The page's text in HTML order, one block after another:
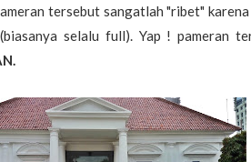
tersebut sangatlah "ribet"
selalu full). Yap ! pameran